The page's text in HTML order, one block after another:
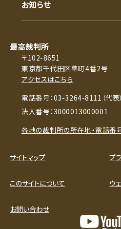
お知らせ
最高裁判所
〒102-8651
東京都千代田区隼町4番2号
アクセスはこちら
電話番号：03-3264-8111（代表）
法人番号：3000013000001
各地の裁判所の所在地・電話番
サイトマップ プ
このサイトについて ウ
お問い合わせ